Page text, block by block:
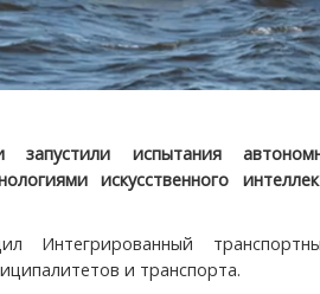
запустили испытания
искусственного
Интегрированный
и транспорта.